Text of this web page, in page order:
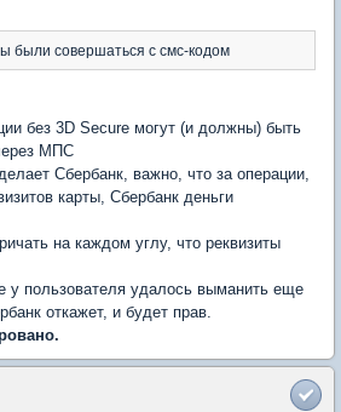
были совершаться с смс-кодом
без 3D Secure могут (и должны) быть
МПС
Сбербанк, важно, что за операции,
карты, Сбербанк деньги
на каждом углу, что реквизиты
у пользователя удалось выманить еще
откажет, и будет прав.